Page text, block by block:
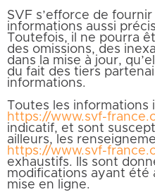
SVF s’efforce de
informations aussi
Toutefois, il ne pourra
des omissions, des
dans la mise à jour,
du fait des tiers
informations.
Toutes les informations
https://www.svf-
indicatif, et sont
ailleurs, les
https://www.svf-
exhaustifs. Ils sont
modifications ayant été
mise en ligne.